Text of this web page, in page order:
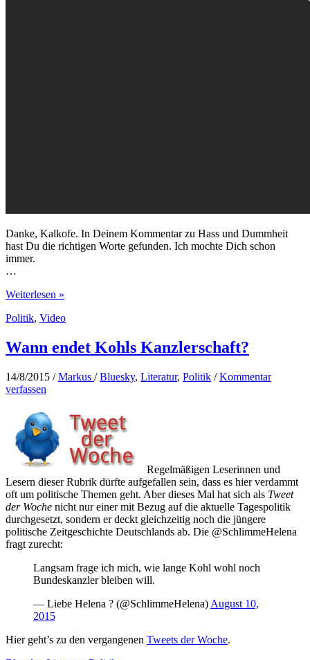
Danke, Kalkofe. In Deinem Kommentar zu Hass und Dummheit
hast Du die richtigen Worte gefunden. Ich mochte Dich schon
immer.
…
Oliver
Lieber
als
Arschloch
Weiterlesen »
Politik, Video
Wann endet Kohls Kanzlerschaft?
14/8/2015 /Markus /Bluesky, Literatur, Politik /Kommentar
verfassen
Regelmäßigen Leserinnen und
Lesern dieser Rubrik dürfte aufgefallen sein, dass es hier verdammt
oft um politische Themen geht. Aber dieses Mal hat sich als Tweet
der Woche nicht nur einer mit Bezug auf die aktuelle Tagespolitik
durchgesetzt, sondern er deckt gleichzeitig noch die jüngere
politische Zeitgeschichte Deutschlands ab. Die @SchlimmeHelena
fragt zurecht:
Langsam frage ich mich, wie lange Kohl wohl noch
Bundeskanzler bleiben will.
— Liebe Helena ? (@SchlimmeHelena) August 10,
2015
Hier geht’s zu den vergangenen Tweets der Woche.